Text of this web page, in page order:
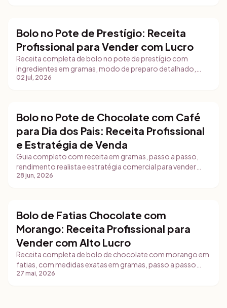
do que parece e por que a sobra da base precisa entrar na
conta.
Bolos
Bolo no Pote de Prestígio: Receita
Profissional para Vender com Lucro
Receita completa de bolo no pote de prestígio com
ingredientes em gramas, modo de preparo detalhado,
dicas de conservação e estratégia de vendas para
02 jul, 2026
Bolos
Bolo no Pote de Chocolate com Café
para Dia dos Pais: Receita Profissional
e Estratégia de Venda
Guia completo com receita em gramas, passo a passo,
rendimento realista e estratégia comercial para vender
bolo no pote gourmet no Dia dos Pais com embalagem
28 jun, 2026
Bolo de Fatias Chocolate com
Morango: Receita Profissional para
Vender com Alto Lucro
Receita completa de bolo de chocolate com morango em
fatias, com medidas exatas em gramas, passo a passo
detalhado, dicas de food styling e estratégias de
27 mai, 2026